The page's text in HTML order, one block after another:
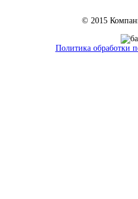
© 2015
Политика обработки